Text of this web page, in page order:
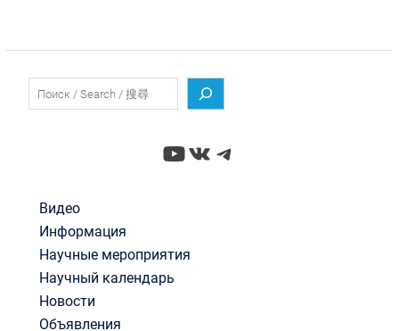
YouTube
ВКонтакте
Telegram
Видео
Информация
Научные мероприятия
Научный календарь
Новости
Объявления